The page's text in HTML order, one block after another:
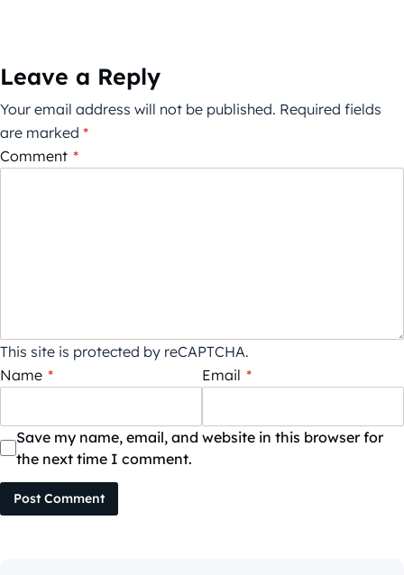
Leave a Reply
Your email address will not be published. Required fields
are marked *
Comment *
This site is protected by reCAPTCHA.
Name * Email *
Save my name, email, and website in this browser for
the next time I comment.
Post Comment